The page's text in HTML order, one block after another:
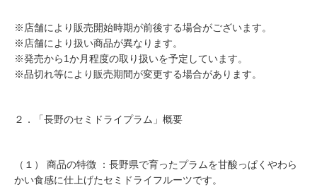
※店舗により販売開始時期が前後する場合がございます。
※店舗により扱い商品が異なります。
※発売から1か月程度の取り扱いを予定しています。
※品切れ等により販売期間が変更する場合があります。
２．「長野のセミドライプラム」概要
（１） 商品の特徴 ：長野県で育ったプラムを甘酸っぱくやわら
かい食感に仕上げたセミドライフルーツです。